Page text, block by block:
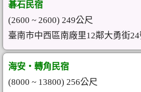
碁石民宿
(2600 ~ 2600) 249公尺
臺南市中西區南廠里12鄰大勇街
海安‧轉角民宿
(8000 ~ 13800) 256公尺